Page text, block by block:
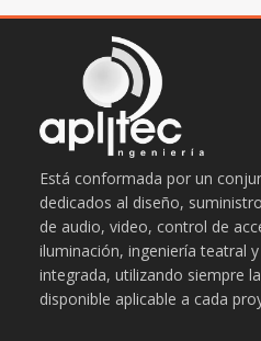
Está conformada por un
dedicados al diseño,
de audio, video, control de
iluminación, ingeniería teatral
integrada, utilizando siempre
disponible aplicable a cada